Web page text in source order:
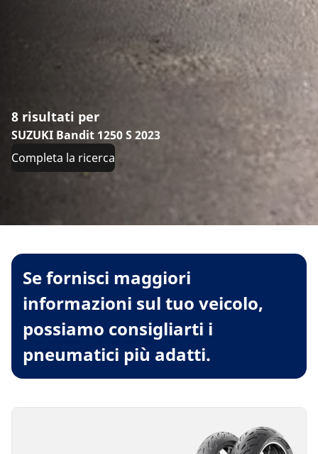
8 risultati per
SUZUKI Bandit 1250 S 2023
Completa la ricerca
Se fornisci maggiori
informazioni sul tuo veicolo,
possiamo consigliarti i
pneumatici più adatti.